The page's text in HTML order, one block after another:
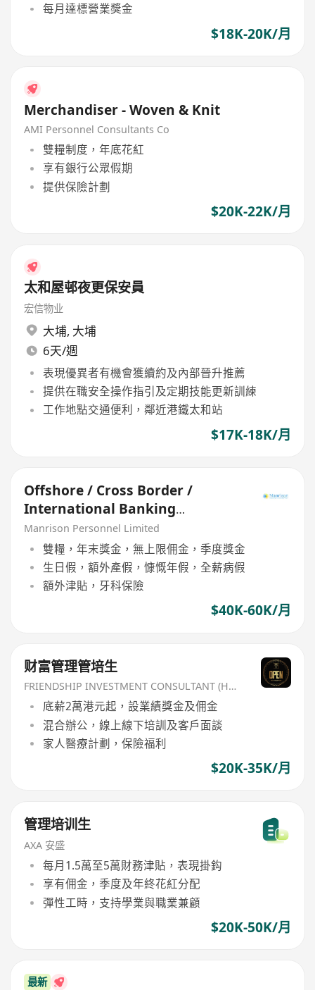
每月達標營業獎金
$18K-20K/月
Merchandiser - Woven & Knit
AMI Personnel Consultants Co
雙糧制度，年底花紅
享有銀行公眾假期
提供保險計劃
$20K-22K/月
太和屋邨夜更保安員
宏信物业
大埔, 大埔
6天/週
表現優異者有機會獲續約及內部晉升推薦
提供在職安全操作指引及定期技能更新訓練
工作地點交通便利，鄰近港鐵太和站
$17K-18K/月
Offshore / Cross Border /
International Banking
Relationship Manager
Manrison Personnel Limited
雙糧，年末獎金，無上限佣金，季度獎金
生日假，額外產假，慷慨年假，全薪病假
額外津貼，牙科保險
$40K-60K/月
财富管理管培生
FRIENDSHIP INVESTMENT CONSULTANT (HK) CO
底薪2萬港元起，設業績獎金及佣金
混合辦公，線上線下培訓及客戶面談
家人醫療計劃，保險福利
$20K-35K/月
管理培训生
AXA 安盛
每月1.5萬至5萬財務津貼，表現掛鈎
享有佣金，季度及年終花紅分配
彈性工時，支持學業與職業兼顧
$20K-50K/月
最新